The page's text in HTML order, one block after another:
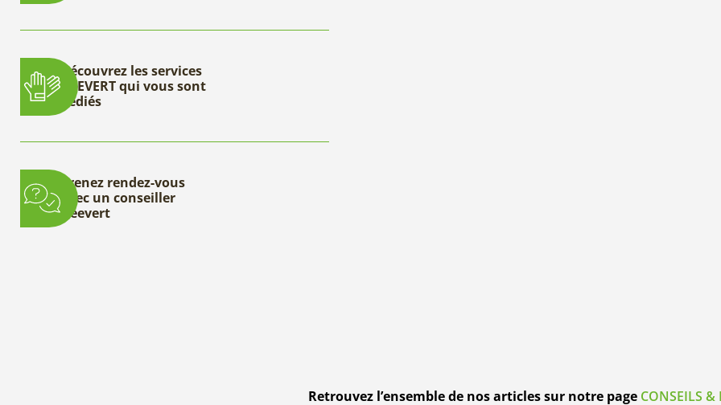
Découvrez les services
DEEVERT qui vous sont
dédiés
Prenez rendez-vous
avec un conseiller
Deevert
Retrouvez l’ensemble de nos articles sur notre page CONSEILS &